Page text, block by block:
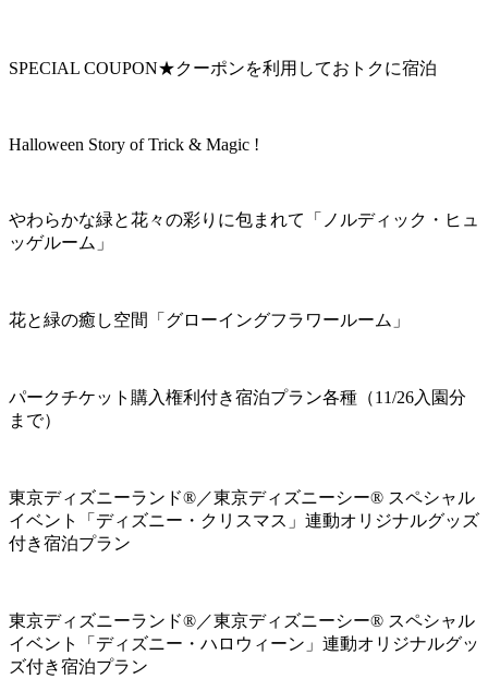
SPECIAL COUPON★クーポンを利用しておトクに宿泊
Halloween Story of Trick & Magic !
やわらかな緑と花々の彩りに包まれて「ノルディック・ヒュ
ッゲルーム」
花と緑の癒し空間「グローイングフラワールーム」
パークチケット購入権利付き宿泊プラン各種（11/26入園分
まで）
東京ディズニーランド®／東京ディズニーシー® スペシャル
イベント「ディズニー・クリスマス」連動オリジナルグッズ
付き宿泊プラン
東京ディズニーランド®／東京ディズニーシー® スペシャル
イベント「ディズニー・ハロウィーン」連動オリジナルグッ
ズ付き宿泊プラン